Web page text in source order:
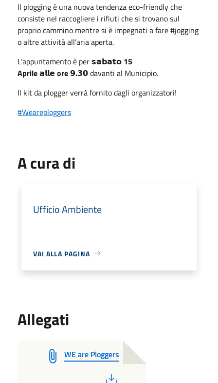
Il plogging è una nuova tendenza eco-friendly che
consiste nel raccogliere i rifiuti che si trovano sul
proprio cammino mentre si è impegnati a fare #jogging
o altre attività all’aria aperta.
L’appuntamento è per𝘀𝗮𝗯𝗮𝘁𝗼 15
Aprile𝗮𝗹𝗹𝗲 ore𝟵.𝟯𝟬davanti al Municipio.
Il kit da plogger verrà fornito dagli organizzatori!
#Weareploggers
A cura di
Ufficio Ambiente
VAI ALLA PAGINA
Allegati
WE are Ploggers